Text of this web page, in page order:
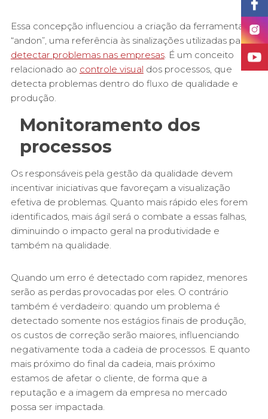
Essa concepção influenciou a criação da ferramenta
“andon”, uma referência às sinalizações utilizadas para
detectar problemas nas empresas. É um conceito
relacionado ao controle visual dos processos, que
detecta problemas dentro do fluxo de qualidade e
produção.
Monitoramento dos
processos
Os responsáveis pela gestão da qualidade devem
incentivar iniciativas que favoreçam a visualização
efetiva de problemas. Quanto mais rápido eles forem
identificados, mais ágil será o combate a essas falhas,
diminuindo o impacto geral na produtividade e
também na qualidade.
Quando um erro é detectado com rapidez, menores
serão as perdas provocadas por eles. O contrário
também é verdadeiro: quando um problema é
detectado somente nos estágios finais de produção,
os custos de correção serão maiores, influenciando
negativamente toda a cadeia de processos. E quanto
mais próximo do final da cadeia, mais próximo
estamos de afetar o cliente, de forma que a
reputação e a imagem da empresa no mercado
possa ser impactada.